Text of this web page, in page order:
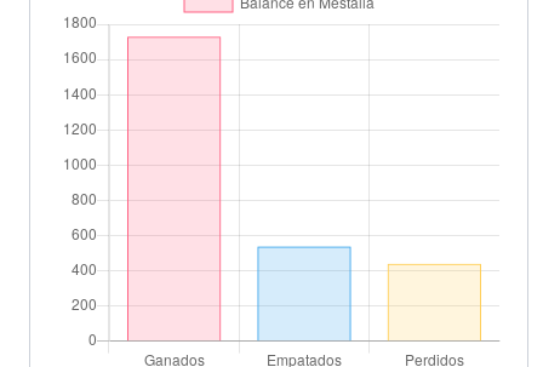
David Albelda
Overmars
Gerard
Juan Sánchez(Pen.) 83'